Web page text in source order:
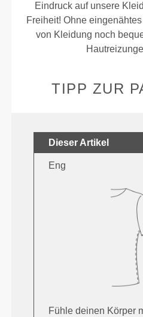
Eindruck auf unsere
Freiheit! Ohne
von Kleidung noch
TIPP ZUR
Dieser Artikel
Eng
Fühle deinen Körper